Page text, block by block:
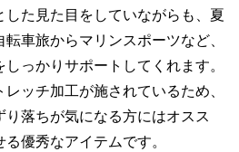
た見た目をしていながらも、夏
車旅からマリンスポーツなど、
っかりサポートしてくれます。
ッチ加工が施されているため、
落ちが気になる方にはオスス
優秀なアイテムです。